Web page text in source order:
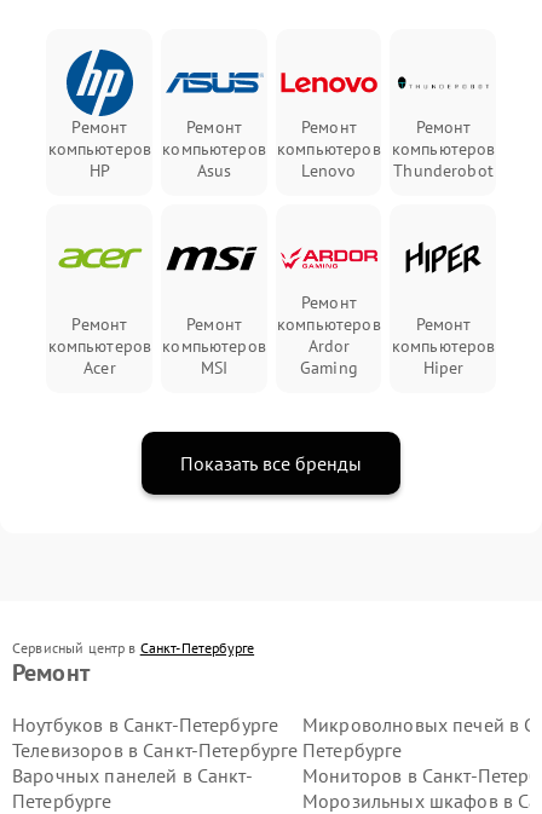
Ремонт
компьютеров
HP
Ремонт
компьютеров
Asus
Ремонт
компьютеров
Lenovo
Ремонт
компьютеров
Thunderobot
Ремонт
компьютеров
Acer
Ремонт
компьютеров
MSI
Ремонт
компьютеров
Ardor
Gaming
Ремонт
компьютеров
Hiper
Показать все бренды
Сервисный центр в Санкт-Петербурге
Ремонт
Ноутбуков в Санкт-Петербурге
Телевизоров в Санкт-Петербурге
Варочных панелей в Санкт-
Петербурге
Микроволновых печей в
Петербурге
Мониторов в Санкт-
Морозильных шкафов в